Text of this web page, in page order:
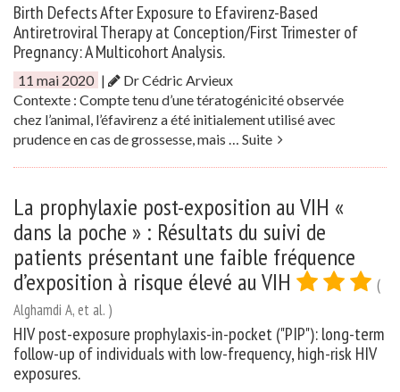
Birth Defects After Exposure to Efavirenz-Based
Antiretroviral Therapy at Conception/First Trimester of
Pregnancy: A Multicohort Analysis.
11 mai 2020 |
Dr Cédric Arvieux
Contexte : Compte tenu d’une tératogénicité observée
chez l’animal, l’éfavirenz a été initialement utilisé avec
prudence en cas de grossesse, mais … Suite
La prophylaxie post-exposition au VIH «
dans la poche » : Résultats du suivi de
patients présentant une faible fréquence
d’exposition à risque élevé au VIH
(
Alghamdi A, et al. )
HIV post-exposure prophylaxis-in-pocket ("PIP"): long-term
follow-up of individuals with low-frequency, high-risk HIV
exposures.